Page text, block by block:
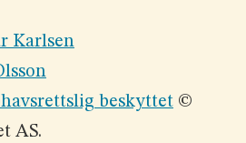
Karlsen
beskyttet©
AS.